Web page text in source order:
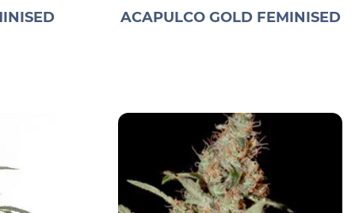
ACAPULCO GOLD FEMINISED